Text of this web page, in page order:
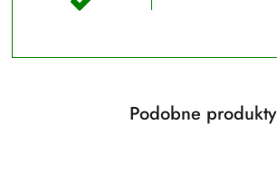
Pomiń karuzelę produktów
Produkty
Podobne produkty